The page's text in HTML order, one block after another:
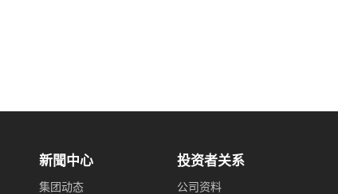
新聞中心
集团动态
投资者关系
公司资料